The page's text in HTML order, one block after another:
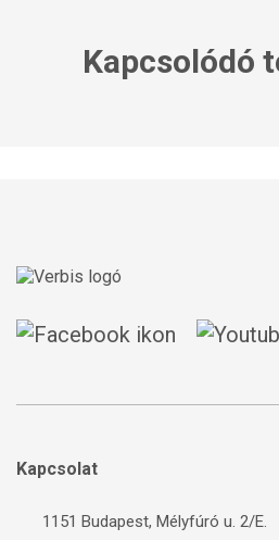
Kapcsolódó
Kapcsolat
1151 Budapest, Mélyfúró u. 2/E.